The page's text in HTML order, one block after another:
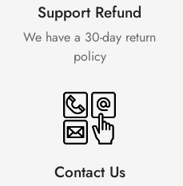
Support Refund
We have a 30-day return
policy
Contact Us